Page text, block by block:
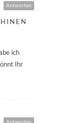
Antworten
ich
Ihr
Antworten